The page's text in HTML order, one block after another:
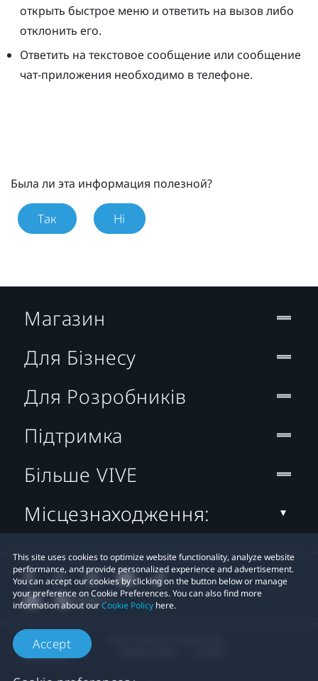
открыть быстрое меню и ответить на вызов либо
отклонить его.
Ответить на текстовое сообщение или сообщение
чат-приложения необходимо в телефоне.
Была ли эта информация полезной?
Так Ні
This site uses cookies to optimize website functionality, analyze website
performance, and provide personalized experience and advertisement.
You can accept our cookies by clicking on the button below or manage
your preference on Cookie Preferences. You can also find more
information about ourCookie Policy here.
Accept
Магазин
Для Бізнесу
Для Розробників
Підтримка
Більше VIVE
Місцезнаходження: